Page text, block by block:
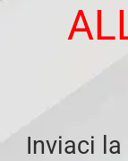
Inviaci